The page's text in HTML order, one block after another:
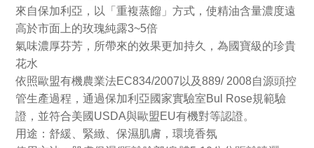
來自保加利亞，以「重複蒸餾」方式，使精油含量濃度遠
高於市面上的玫瑰純露3~5倍
氣味濃厚芬芳，所帶來的效果更加持久，為國寶級的珍貴
花水
依照歐盟有機農業法EC834/2007 以及889/ 2008自源頭控
管生產過程，通過保加利亞國家實驗室Bul Rose規範驗
證，並符合美國 USDA與歐盟 EU有機對等認證。
用途：舒緩、緊緻、保濕肌膚，環境香氛